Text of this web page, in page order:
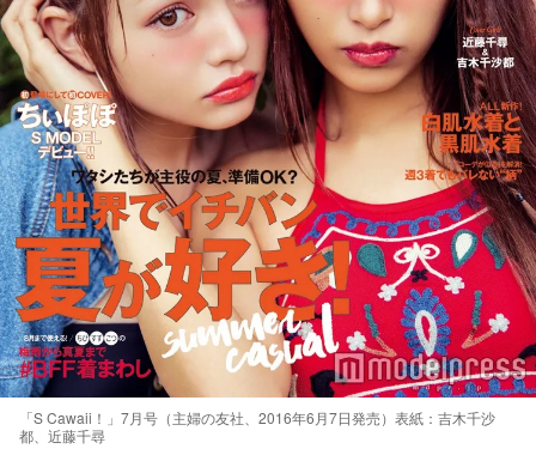
「S Cawaii！」7月号（主婦の友社、2016年6月7日発売）表紙：吉木千沙
都、近藤千尋